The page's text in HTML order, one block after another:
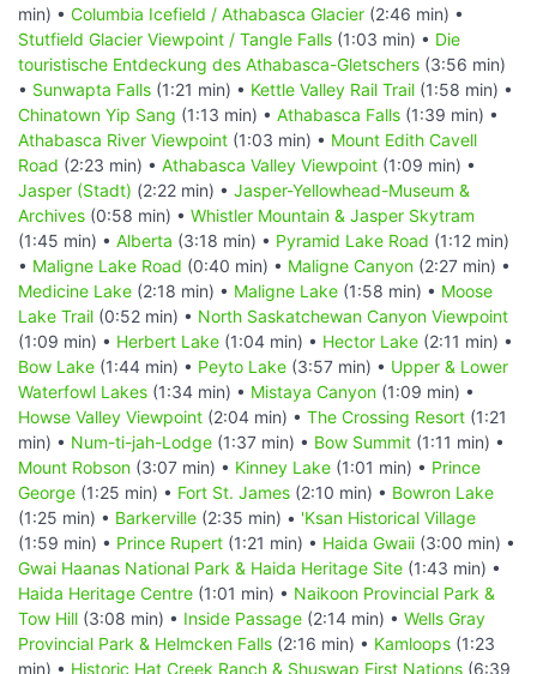
min) • Columbia Icefield / Athabasca Glacier (2:46 min) •
Stutfield Glacier Viewpoint / Tangle Falls (1:03 min) • Die
touristische Entdeckung des Athabasca-Gletschers (3:56 min)
• Sunwapta Falls (1:21 min) • Kettle Valley Rail Trail (1:58 min) •
Chinatown Yip Sang (1:13 min) • Athabasca Falls (1:39 min) •
Athabasca River Viewpoint (1:03 min) • Mount Edith Cavell
Road (2:23 min) • Athabasca Valley Viewpoint (1:09 min) •
Jasper (Stadt) (2:22 min) • Jasper-Yellowhead-Museum &
Archives (0:58 min) • Whistler Mountain & Jasper Skytram
(1:45 min) • Alberta (3:18 min) • Pyramid Lake Road (1:12 min)
• Maligne Lake Road (0:40 min) • Maligne Canyon (2:27 min) •
Medicine Lake (2:18 min) • Maligne Lake (1:58 min) • Moose
Lake Trail (0:52 min) • North Saskatchewan Canyon Viewpoint
(1:09 min) • Herbert Lake (1:04 min) • Hector Lake (2:11 min) •
Bow Lake (1:44 min) • Peyto Lake (3:57 min) • Upper & Lower
Waterfowl Lakes (1:34 min) • Mistaya Canyon (1:09 min) •
Howse Valley Viewpoint (2:04 min) • The Crossing Resort (1:21
min) • Num-ti-jah-Lodge (1:37 min) • Bow Summit (1:11 min) •
Mount Robson (3:07 min) • Kinney Lake (1:01 min) • Prince
George (1:25 min) • Fort St. James (2:10 min) • Bowron Lake
(1:25 min) • Barkerville (2:35 min) • 'Ksan Historical Village
(1:59 min) • Prince Rupert (1:21 min) • Haida Gwaii (3:00 min) •
Gwai Haanas National Park & Haida Heritage Site (1:43 min) •
Haida Heritage Centre (1:01 min) • Naikoon Provincial Park &
Tow Hill (3:08 min) • Inside Passage (2:14 min) • Wells Gray
Provincial Park & Helmcken Falls (2:16 min) • Kamloops (1:23
min) • Historic Hat Creek Ranch & Shuswap First Nations (6:39